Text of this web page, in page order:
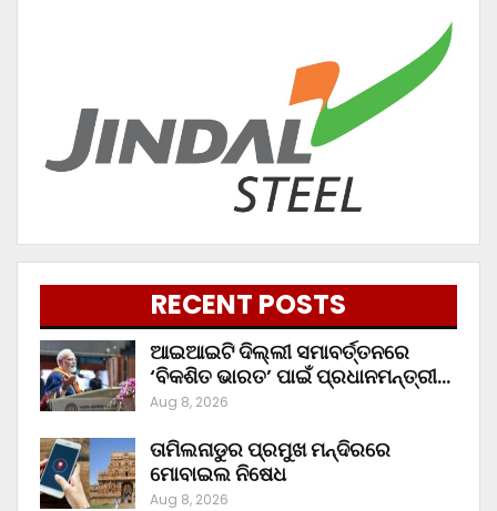
RECENT POSTS
ଆଇଆଇଟି ଦିଲ୍ଲୀ ସମାବର୍ତ୍ତନରେ
‘ବିକଶିତ ଭାରତ’ ପାଇଁ ପ୍ରଧାନମନ୍ତ୍ରୀ…
Aug 8, 2026
ତାମିଲନାଡୁର ପ୍ରମୁଖ ମନ୍ଦିରରେ
ମୋବାଇଲ ନିଷେଧ
Aug 8, 2026